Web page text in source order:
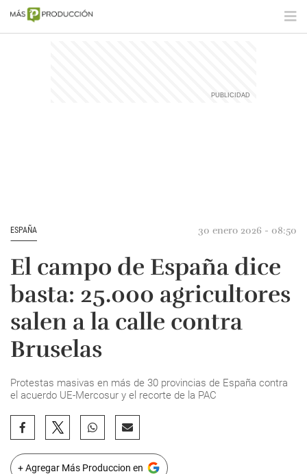
ESPAÑA 30 enero 2026 - 08:50
El campo de España dice
basta: 25.000 agricultores
salen a la calle contra
Bruselas
Protestas masivas en más de 30 provincias de España contra
el acuerdo UE-Mercosur y el recorte de la PAC
+ Agregar Más Produccion en